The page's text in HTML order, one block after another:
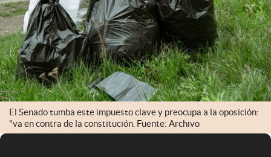
El Senado tumba este impuesto clave y preocupa a la oposición:
"va en contra de la constitución. Fuente: Archivo